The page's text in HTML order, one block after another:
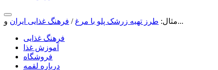
مثال: طرز تهیه زرشک پلو با مرغ / فرهنگ غذایی ایران و...
فرهنگ غذایی
آموزش غذا
فروشگاه
درباره لقمه